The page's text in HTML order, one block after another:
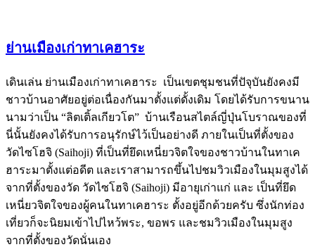
ย่านเมืองเก่าทาเคฮาระ
เดินเล่น ย่านเมืองเก่าทาเคฮาระ เป็นเขตชุมชนที่ปัจุบันยังคงมี
ชาวบ้านอาศัยอยู่ต่อเนื่องกันมาตั้งแต่ดั้งเดิม โดยได้รับการขนาน
นามว่าเป็น “ลิตเติ้ลเกียวโต” บ้านเรือนสไตล์ญี่ปุ่นโบราณของที่
นี่นั้นยังคงได้รับการอนุรักษ์ไว้เป็นอย่างดี ภายในเป็นที่ตั้งของ
วัดไซโฮจิ (Saihoji) ที่เป็นที่ยึดเหนี่ยวจิตใจของชาวบ้านในทาเค
ฮาระมาตั้งแต่อดีต และเราสามารถขึ้นไปชมวิวเมืองในมุมสูงได้
จากที่ตั้งของวัด วัดไซโฮจิ (Saihoji) มีอายุเก่าแก่ และ เป็นที่ยึด
เหนี่ยวจิตใจของผู้คนในทาเคฮาระ ตั้งอยู่อีกด้วยครับ ซึ่งนักท่อง
เที่ยวก็จะนิยมเข้าไปไหว้พระ, ขอพร และชมวิวเมืองในมุมสูง
จากที่ตั้งของวัดนั่นเอง